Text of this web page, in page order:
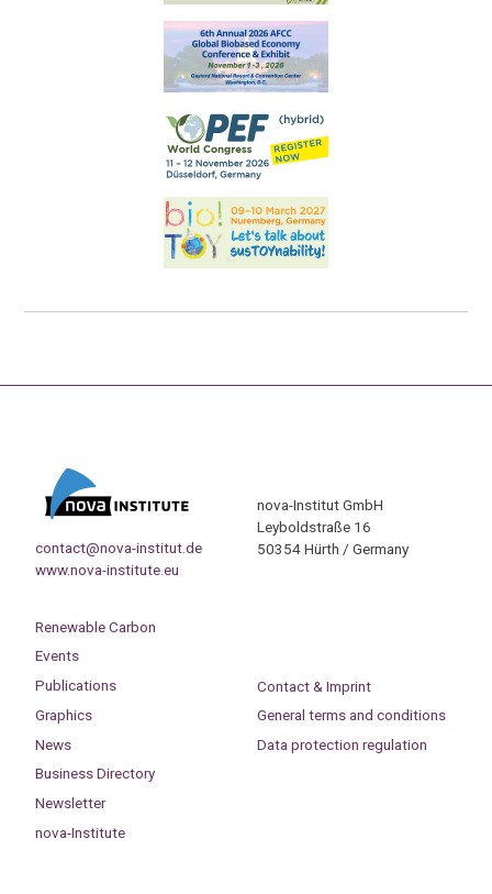
contact@nova-institut.de
www.nova-institute.eu
nova-Institut GmbH
Leyboldstraße 16
50354 Hürth / Germany
Renewable Carbon
Events
Publications
Graphics
News
Business Directory
Newsletter
nova-Institute
Contact & Imprint
General terms and conditions
Data protection regulation